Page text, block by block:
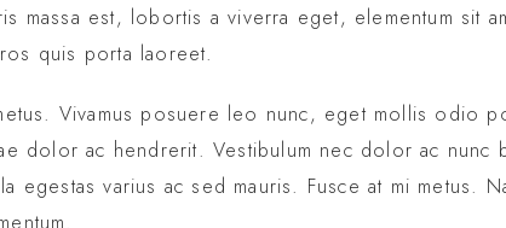
massa est, lobortis a viverra eget, elementum sit
quis porta laoreet.
Vivamus posuere leo nunc, eget mollis odio
dolor ac hendrerit. Vestibulum nec dolor ac nunc
egestas varius ac sed mauris. Fusce at mi metus.